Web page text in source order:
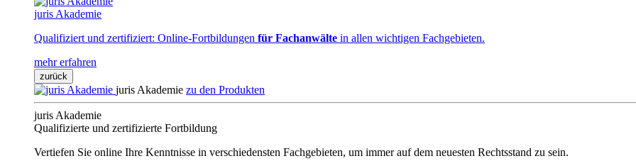
juris Akademie
Qualifiziert und zertifiziert: Online-Fortbildungen für Fachanwälte in allen wichtigen Fachgebieten.
mehr erfahren
zurück
juris Akademie zu den Produkten
juris Akademie
Qualifizierte und zertifizierte Fortbildung
Vertiefen Sie online Ihre Kenntnisse in verschiedensten Fachgebieten, um immer auf dem neuesten Rechtsstand zu sein.